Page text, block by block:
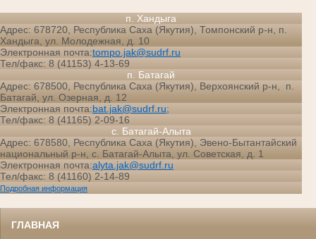
п. Хандыга
Адрес: 678720, Республика Саха (Якутия), Томпонский р-н, п.
Хандыга, ул. Молодежная, д. 10
Электронная почта:tompo.jak@sudrf.ru
Тел/факс: 8 (41153) 4-13-69
п. Батагай
Адрес: 678500, Республика Саха (Якутия), Верхоянский р-н, п.
Батагай, ул. Озерная, д. 12
Электронная почта:bat.jak@sudrf.ru;
Тел/факс: 8 (41165) 2-09-16
с. Батагай-Алыта
Адрес: 678580, Республика Саха (Якутия), Эвено-Бытантайский
национальный р-н, с. Батагай-Алыта, ул. Советская, д. 1
Электронная почта:alyta.jak@sudrf.ru
Тел/факс: 8 (41160) 2-14-89
Подробная информация
ГЛАВНАЯ